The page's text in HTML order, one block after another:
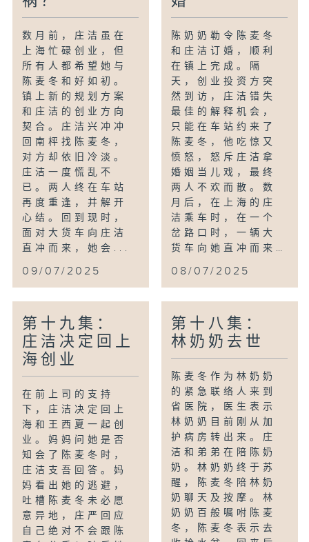
数月前，庄洁虽在
上海忙碌创业，但
所有人都希望她与
陈麦冬和好如初。
镇上新的规划方案
和庄洁的创业方向
契合。庄洁兴冲冲
回南枰找陈麦冬，
对方却依旧冷淡。
庄洁一度慌乱不
已。两人终在车站
再度重逢，并解开
心结。回到现时，
面对大货车向庄洁
直冲而来，她会...
09/07/2025
陈奶奶勒令陈麦冬
和庄洁订婚，顺利
在镇上完成。隔
天，创业投资方突
然到访，庄洁错失
最佳的解释机会，
只能在车站约来了
陈麦冬，他吃惊又
愤怒，怒斥庄洁拿
婚姻当儿戏，最终
两人不欢而散。数
月后，在上海的庄
洁乘车时，在一个
岔路口时，一辆大
货车向她直冲而来…
08/07/2025
第十九集：
庄洁决定回上
海创业
在前上司的支持
下，庄洁决定回上
海和王西夏一起创
业。妈妈问她是否
知会了陈麦冬时，
庄洁支吾回答。妈
妈看出她的逃避，
吐槽陈麦冬未必愿
意异地，庄严回应
自己绝对不会跟陈
第十八集：
林奶奶去世
陈麦冬作为林奶奶
的紧急联络人来到
省医院，医生表示
林奶奶目前刚从加
护病房转出来。庄
洁和弟弟在陪陈奶
奶。林奶奶终于苏
醒，陈麦冬陪林奶
奶聊天及按摩。林
奶奶百般嘱咐陈麦
冬，陈麦冬表示去